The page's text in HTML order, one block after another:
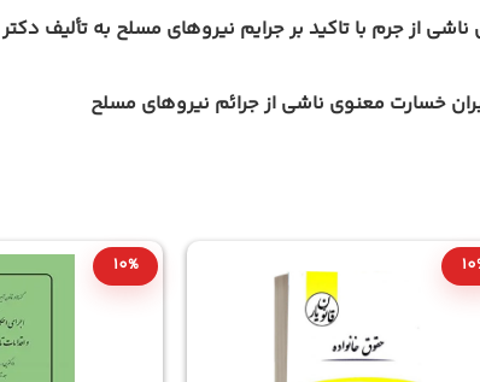
از جرم با تاکید بر جرایم نیروهای مسلح به تألیف
خسارت معنوی ناشی از جرائم نیروهای مسلح
10%